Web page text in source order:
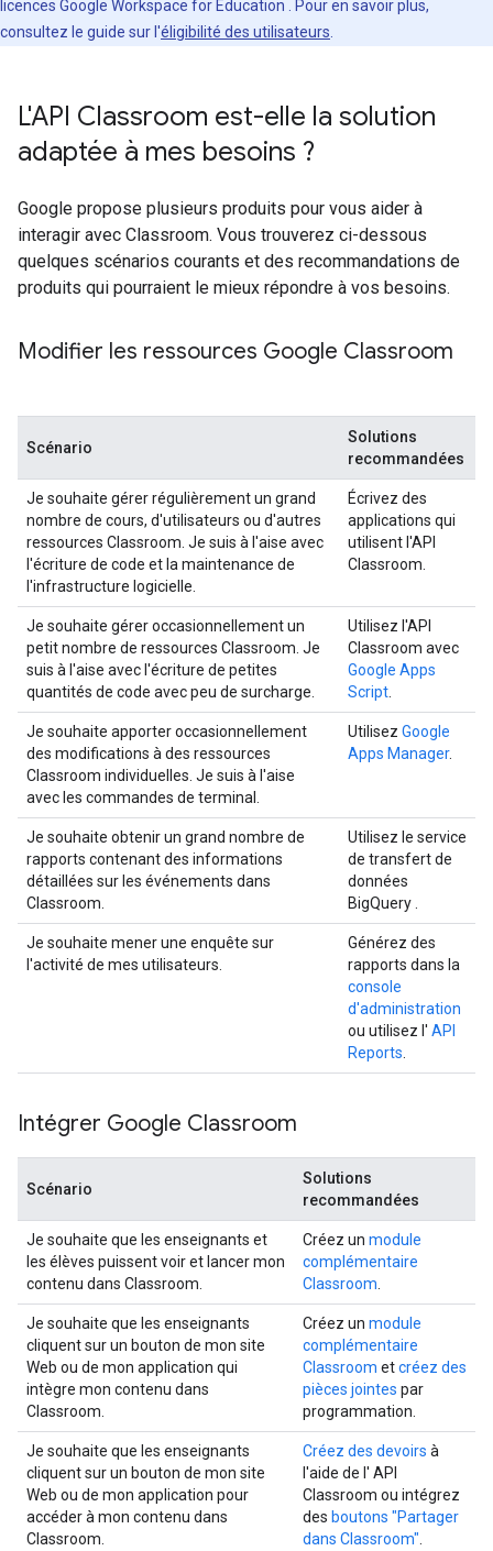
licences Google Workspace for Education
. Pour en savoir plus,
consultez le guide sur l'éligibilité des utilisateurs
L'API Classroom est-elle la solution
adaptée à mes besoins ?
Google propose plusieurs produits pour vous aider à
interagir avec Classroom. Vous trouverez ci-dessous
quelques scénarios courants et des recommandations de
produits qui pourraient le mieux répondre à vos besoins.
Modifier les ressources Google Classroom
Scénario
Solutions
recommandées
Je souhaite gérer régulièrement un grand
nombre de cours, d'utilisateurs ou d'autres
ressources Classroom. Je suis à l'aise avec
l'écriture de code et la maintenance de
l'infrastructure logicielle.
Écrivez des
applications qui
utilisent l'API
Classroom.
Je souhaite gérer occasionnellement un
petit nombre de ressources Classroom. Je
suis à l'aise avec l'écriture de petites
quantités de code avec peu de surcharge.
Utilisez l'API
Classroom avec
Google Apps
Script
Je souhaite apporter occasionnellement
des modifications à des ressources
Classroom individuelles. Je suis à l'aise
avec les commandes de terminal.
Utilisez Google
Apps Manager.
Je souhaite obtenir un grand nombre de
rapports contenant des informations
détaillées sur les événements dans
Classroom.
Utilisez le service
de transfert de
données
BigQuery
Je souhaite mener une enquête sur
l'activité de mes utilisateurs.
Générez des
rapports dans la
console
d'administration
ou utilisez l' API
Reports
Intégrer Google Classroom
Scénario
Solutions
recommandées
Je souhaite que les enseignants et
les élèves puissent voir et lancer mon
contenu dans Classroom.
Créez un module
complémentaire
Classroom
Je souhaite que les enseignants
cliquent sur un bouton de mon site
Web ou de mon application qui
intègre mon contenu dans
Classroom.
Créez un module
complémentaire
Classroom etcréez des
pièces jointes par
programmation.
Je souhaite que les enseignants
cliquent sur un bouton de mon site
Web ou de mon application pour
accéder à mon contenu dans
Classroom.
Créez des devoirs à
l'aide de l' API
Classroom ou intégrez
des boutons "Partager
dans Classroom"